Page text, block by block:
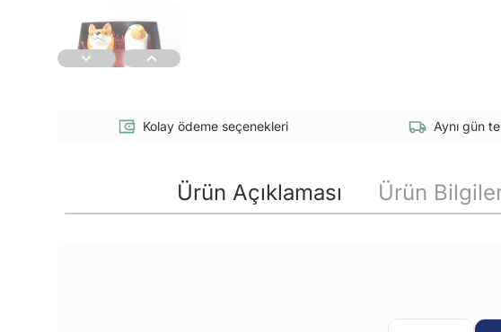
Kolay ödeme seçenekleri Aynı gün
Ürün Açıklaması Ürün